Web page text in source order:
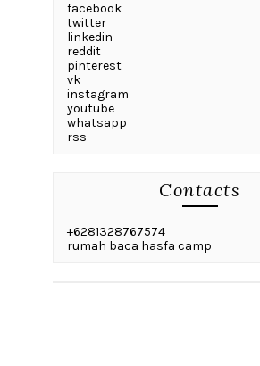
facebook
twitter
linkedin
reddit
pinterest
vk
instagram
youtube
whatsapp
rss
Contacts
+6281328767574
rumah baca hasfa camp